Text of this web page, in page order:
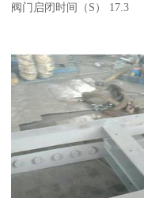
阀门启闭时间（S） 17.3